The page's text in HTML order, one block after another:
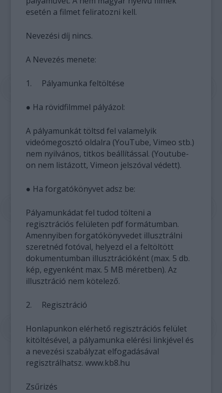
esetén a filmet feliratozni kell.
Nevezési díj nincs.
A Nevezés menete:
1. Pályamunka feltöltése
● Ha rövidfilmmel pályázol:
A pályamunkát töltsd fel valamelyik
videómegosztó oldalra (YouTube, Vimeo stb.)
nem nyilvános, titkos beállítással. (Youtube-
on nem listázott, Vimeon jelszóval védett).
● Ha forgatókönyvet adsz be:
Pályamunkádat fel tudod tölteni a
regisztrációs felületen pdf formátumban.
Amennyiben forgatókönyvedet illusztrálni
szeretnéd fotóval, helyezd el a feltöltött
dokumentumban illusztrációként (max. 5 db.
kép, egyenként max. 5 MB méretben). Az
illusztráció nem kötelező.
2. Regisztráció
Honlapunkon elérhető regisztrációs felület
kitöltésével, a pályamunka elérési linkjével és
a nevezési szabályzat elfogadásával
regisztrálhatsz. www.kb8.hu
Zsűrizés